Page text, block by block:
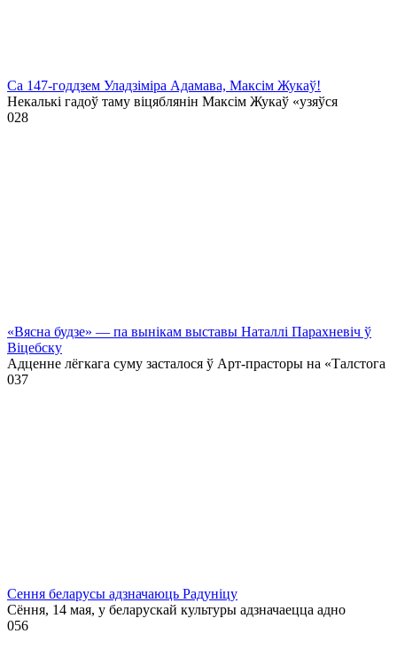
Са 147-годдзем Уладзіміра Адамава, Максім Жукаў!
Некалькі гадоў таму віцяблянін Максім Жукаў «узяўся
028
«Вясна будзе» — па вынікам выставы Наталлі Парахневіч ў
Віцебску
Адценне лёгкага суму засталося ў Арт-прасторы на «Талстога
037
Сення беларусы адзначаюць Радуніцу
Сёння, 14 мая, у беларускай культуры адзначаецца адно
056